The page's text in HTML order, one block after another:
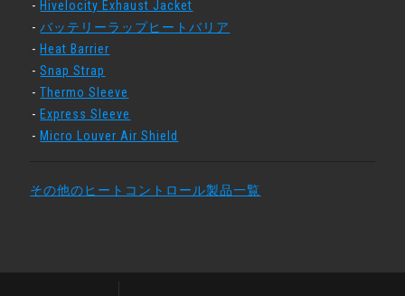
Hivelocity Exhaust Jacket
バッテリーラップヒートバリア
Heat Barrier
Snap Strap
Thermo Sleeve
Express Sleeve
Micro Louver Air Shield
その他のヒートコントロール製品一覧